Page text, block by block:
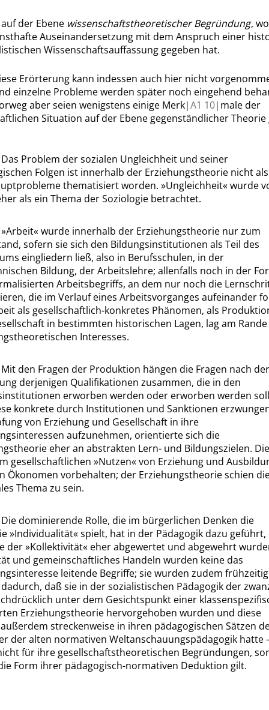
auf der Ebene wissenschaftstheoretischer Begründung,
Auseinandersetzung mit dem Anspruch einer
Wissenschaftsauffassung gegeben hat.
Erörterung kann indessen auch hier nicht
einzelne Probleme werden später noch eingehend
aber seien wenigstens einige Merk|A1 10| male der
Situation auf der Ebene gegenständlicher Theorie
Das Problem der sozialen Ungleichheit und seiner
Folgen ist innerhalb der Erziehungstheorie nicht
thematisiert worden. »Ungleichheit«wurde
als ein Thema der Soziologie betrachtet.
»Arbeit«wurde innerhalb der Erziehungstheorie nur zum
sofern sie sich den Bildungsinstitutionen als Teil des
eingliedern ließ, also in Berufsschulen, in der
Bildung, der Arbeitslehre; allenfalls noch in der
Arbeitsbegriffs, an dem nur noch die
die im Verlauf eines Arbeitsvorganges aufeinander
als gesellschaftlich-konkretes Phänomen, als
in bestimmten historischen Lagen, lag am Rande
Interesses.
Mit den Fragen der Produktion hängen die Fragen nach der
derjenigen Qualifikationen zusammen, die in den
erworben werden oder erworben werden
konkrete durch Institutionen und Sanktionen
von Erziehung und Gesellschaft in ihre
aufzunehmen, orientierte sich die
eher an abstrakten Lern- und Bildungszielen.
gesellschaftlichen »Nutzen«von Erziehung und
Ökonomen vorbehalten; der Erziehungstheorie schien
Thema zu sein.
Die dominierende Rolle, die im bürgerlichen Denken die
»Individualität«spielt, hat in der Pädagogik dazu geführt,
der»Kollektivität«eher abgewertet und abgewehrt
und gemeinschaftliches Handeln wurden keine das
leitende Begriffe; sie wurden zudem frühzeitig
daß sie in der sozialistischen Pädagogik der
unter dem Gesichtspunkt einer
Erziehungstheorie hervorgehoben wurden und diese
streckenweise in ihren pädagogischen Sätzen
der alten normativen Weltanschauungspädagogik hatte
für ihre gesellschaftstheoretischen Begründungen,
Form ihrer pädagogisch-normativen Deduktion gilt.